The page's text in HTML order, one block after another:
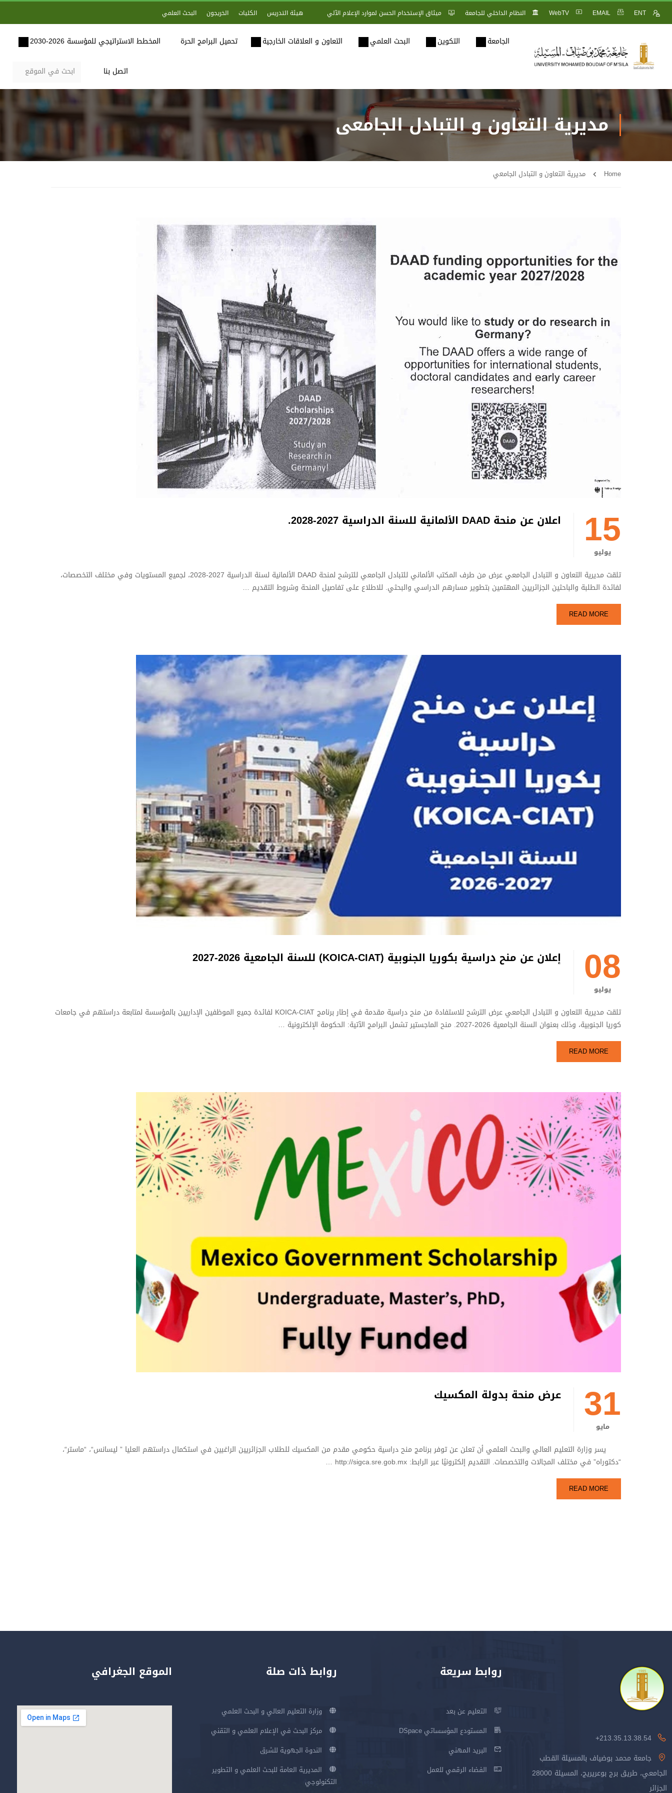
ENT
EMAIL
WebTV النظام الداخلي للجامعة ميثاق الإستخدام الحسن لموارد الإعلام الآلي هيئة التدريس الكليات الخريجون البحث العلمي
الجامعة التكوين البحث العلمي التعاون و العلاقات الخارجية تحميل البرامج الحرة المخطط الاستراتيجي للمؤسسة 2026-2030
اتصل بنا
مديرية التعاون و التبادل الجامعي
Home مديرية التعاون و التبادل الجامعي
15
يوليو
اعلان عن منحة DAAD الألمانية للسنة الدراسية 2027-2028.
تلقت مديرية التعاون و التبادل الجامعي عرض من طرف المكتب الألماني للتبادل الجامعي للترشح لمنحة DAAD الألمانية لسنة الدراسية 2027-2028، لجميع المستويات وفي مختلف التخصصات،
لفائدة الطلبة والباحثين الجزائريين المهتمين بتطوير مسارهم الدراسي والبحثي. للاطلاع على تفاصيل المنحة وشروط التقديم …
READ MORE
08
يوليو
إعلان عن منح دراسية بكوريا الجنوبية (KOICA-CIAT) للسنة الجامعية 2026-2027
تلقت مديرية التعاون و التبادل الجامعي عرض الترشح للاستفادة من منح دراسية مقدمة في إطار برنامج KOICA-CIAT لفائدة جميع الموظفين الإداريين بالمؤسسة لمتابعة دراستهم في جامعات
كوريا الجنوبية، وذلك بعنوان السنة الجامعية 2026-2027. منح الماجستير تشمل البرامج الآتية: الحكومة الإلكترونية …
READ MORE
31
مايو
عرض منحة بدولة المكسيك
يسر وزارة التعليم العالي والبحث العلمي أن تعلن عن توفر برنامج منح دراسية حكومي مقدم من المكسيك للطلاب الجزائريين الراغبين في استكمال دراستهم العليا ” ليسانس“، “ماستر“،
“دكتوراه” في مختلف المجالات والتخصصات. التقديم إلكترونيًا عبر الرابط: http://sigca.sre.gob.mx …
READ MORE
213.35.13.38.54+
جامعة محمد بوضياف بالمسيلة القطب
الجامعي، طريق برج بوعريريج، المسيلة 28000
الجزائر
روابط سريعة
التعليم عن بعد
المستودع المؤسساتي DSpace
البريد المهني
الفضاء الرقمي للعمل
روابط ذات صلة
وزارة التعليم العالي و البحث العلمي
مركز البحث في الإعلام العلمي و التقني
الندوة الجهوية للشرق
المديرية العامة للبحث العلمي و التطوير
التكنولوجي
الموقع الجغرافي